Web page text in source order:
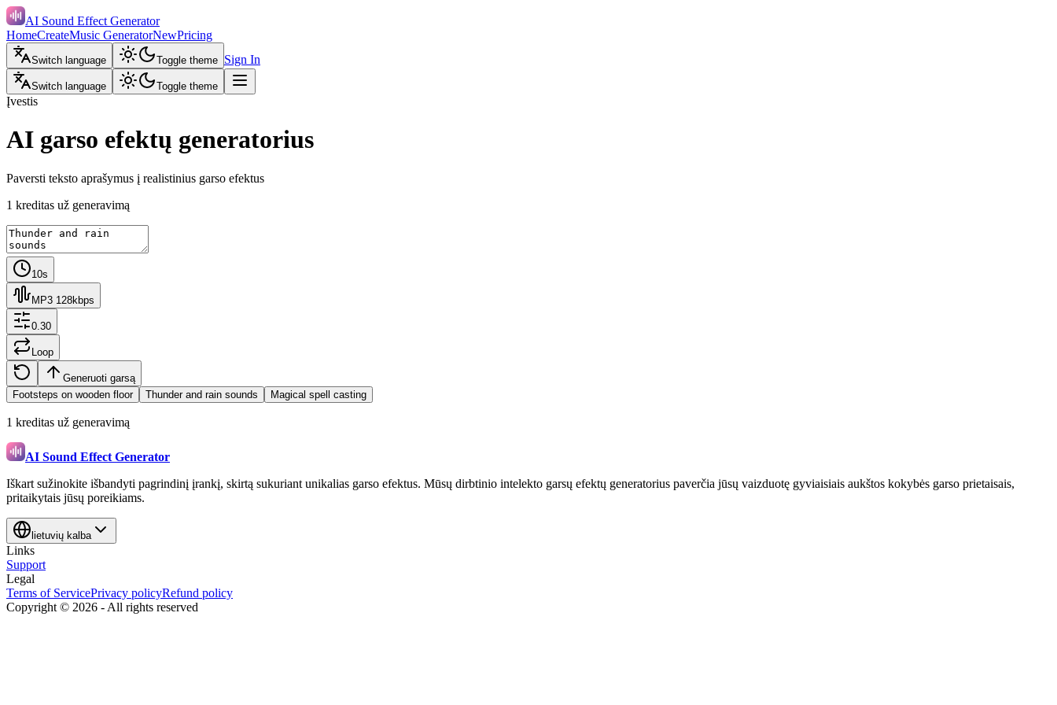
AI Sound Effect Generator
HomeCreateMusic GeneratorNewPricing
Switch language Toggle theme Sign In
Switch language Toggle theme
Įvestis
AI garso efektų generatorius
Paversti teksto aprašymus į realistinius garso efektus
1 kreditas už generavimą
10s
MP3 128kbps
0.30
Loop
Generuoti garsą
Footsteps on wooden floor
Thunder and rain sounds Magical spell casting
1 kreditas už generavimą
AI Sound Effect Generator
Iškart sužinokite išbandyti pagrindinį įrankį, skirtą sukuriant unikalias garso efektus. Mūsų dirbtinio intelekto garsų efektų generatorius paverčia jūsų vaizduotę gyviaisiais aukštos kokybės garso prietaisais,
pritaikytais jūsų poreikiams.
lietuvių kalba
Links
Support
Legal
Terms of ServicePrivacy policyRefund policy
Copyright © 2026 - All rights reserved